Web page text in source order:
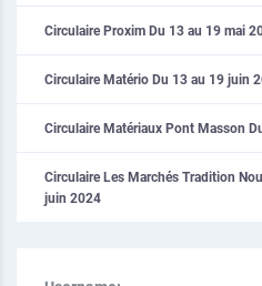
Circulaire Proxim Du 13 au 19 mai
Circulaire Matério Du 13 au 19 juin
Circulaire Matériaux Pont Masson
Circulaire Les Marchés Tradition
juin 2024